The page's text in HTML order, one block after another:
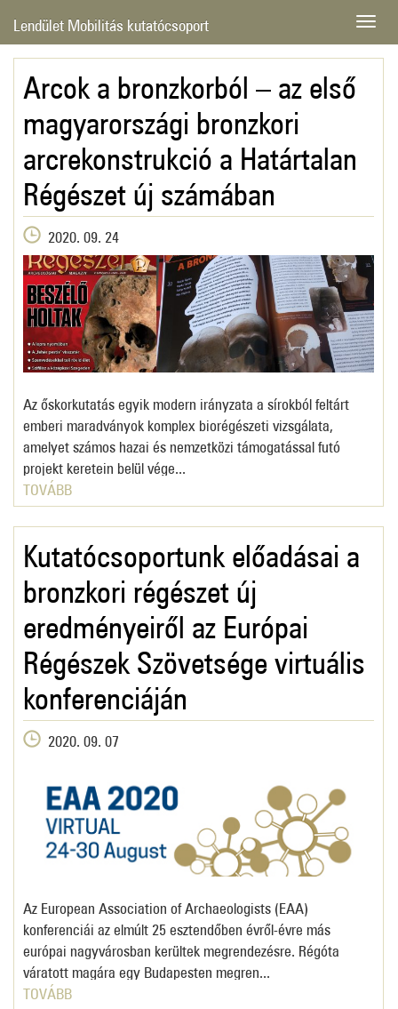
Lendület Mobilitás kutatócsoport
Arcok a bronzkorból – az első
magyarországi bronzkori
arcrekonstrukció a Határtalan
Régészet új számában
2020. 09. 24
Az őskorkutatás egyik modern irányzata a sírokból feltárt
emberi maradványok komplex biorégészeti vizsgálata,
amelyet számos hazai és nemzetközi támogatással futó
projekt keretein belül vége...
TOVÁBB
Kutatócsoportunk előadásai a
bronzkori régészet új
eredményeiről az Európai
Régészek Szövetsége virtuális
konferenciáján
2020. 09. 07
Az European Association of Archaeologists (EAA)
konferenciái az elmúlt 25 esztendőben évről-évre más
európai nagyvárosban kerültek megrendezésre. Régóta
váratott magára egy Budapesten megren...
TOVÁBB